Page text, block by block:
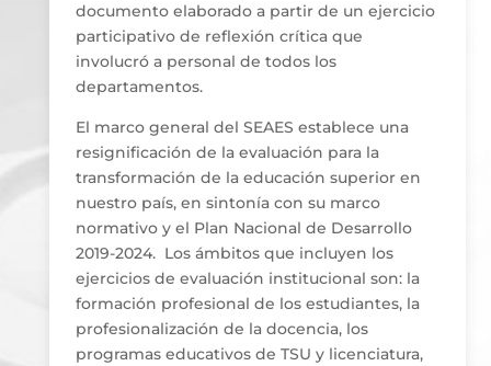
documento elaborado a partir de un ejercicio
participativo de reflexión crítica que
involucró a personal de todos los
departamentos.
El marco general del SEAES establece una
resignificación de la evaluación para la
transformación de la educación superior en
nuestro país, en sintonía con su marco
normativo y el Plan Nacional de Desarrollo
2019-2024. Los ámbitos que incluyen los
ejercicios de evaluación institucional son: la
formación profesional de los estudiantes, la
profesionalización de la docencia, los
programas educativos de TSU y licenciatura,